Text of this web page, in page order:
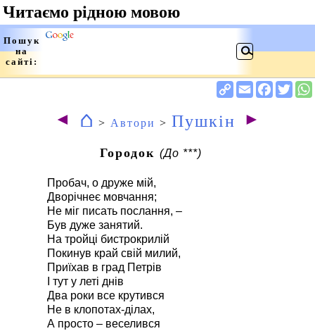
◄ ⌂ > Автори > Пушкін ►
Городок (До ***)
Пробач, о друже мій,
Дворічнеє мовчання;
Не міг писать послання, –
Був дуже занятий.
На тройці бистрокрилій
Покинув край свій милий,
Приїхав в град Петрів
І тут у леті днів
Два роки все крутився
Не в клопотах-ділах,
А просто – веселився